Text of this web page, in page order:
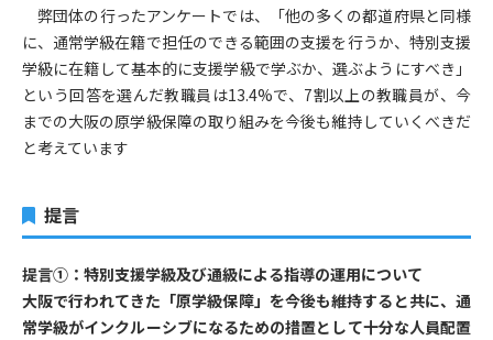
弊団体の行ったアンケートでは、「他の多くの都道府県と同様
に、通常学級在籍で担任のできる範囲の支援を行うか、特別支援
学級に在籍して基本的に支援学級で学ぶか、選ぶようにすべき」
という回答を選んだ教職員は13.4%で、7割以上の教職員が、今
までの大阪の原学級保障の取り組みを今後も維持していくべきだ
と考えています
提言
提言①：特別支援学級及び通級による指導の運用について
大阪で行われてきた「原学級保障」を今後も維持すると共に、通
常学級がインクルーシブになるための措置として十分な人員配置